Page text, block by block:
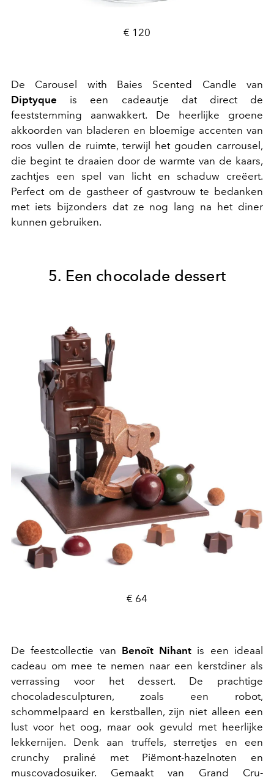
€ 120
De Carousel with Baies Scented Candle van
Diptyque is een cadeautje dat direct de
feeststemming aanwakkert. De heerlijke groene
akkoorden van bladeren en bloemige accenten van
roos vullen de ruimte, terwijl het gouden carrousel,
die begint te draaien door de warmte van de kaars,
zachtjes een spel van licht en schaduw creëert.
Perfect om de gastheer of gastvrouw te bedanken
met iets bijzonders dat ze nog lang na het diner
kunnen gebruiken.
5. Een chocolade dessert
€ 64
De feestcollectie van Benoît Nihant is een ideaal
cadeau om mee te nemen naar een kerstdiner als
verrassing voor het dessert. De prachtige
chocoladesculpturen, zoals een robot,
schommelpaard en kerstballen, zijn niet alleen een
lust voor het oog, maar ook gevuld met heerlijke
lekkernijen. Denk aan truffels, sterretjes en een
crunchy praliné met Piëmont-hazelnoten en
muscovadosuiker. Gemaakt van Grand Cru-